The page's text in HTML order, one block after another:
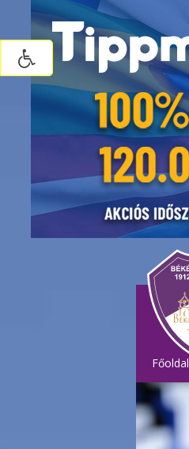
Főoldal